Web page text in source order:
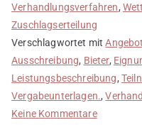
Verhandlungsverfahren,
Zuschlagserteilung
Verschlagwortet mit
Ausschreibung, Bieter,
Leistungsbeschreibung,
Vergabeunterlagen.,
Keine Kommentarezu